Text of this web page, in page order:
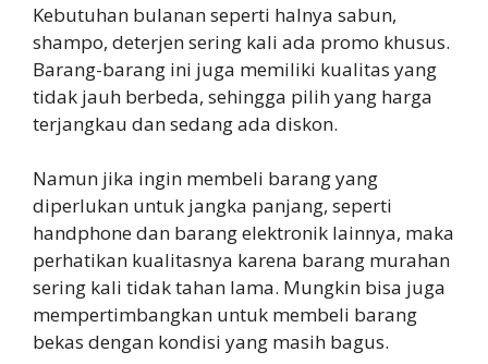
Kebutuhan bulanan seperti halnya sabun,
shampo, deterjen sering kali ada promo khusus.
Barang-barang ini juga memiliki kualitas yang
tidak jauh berbeda, sehingga pilih yang harga
terjangkau dan sedang ada diskon.
Namun jika ingin membeli barang yang
diperlukan untuk jangka panjang, seperti
handphone dan barang elektronik lainnya, maka
perhatikan kualitasnya karena barang murahan
sering kali tidak tahan lama. Mungkin bisa juga
mempertimbangkan untuk membeli barang
bekas dengan kondisi yang masih bagus.